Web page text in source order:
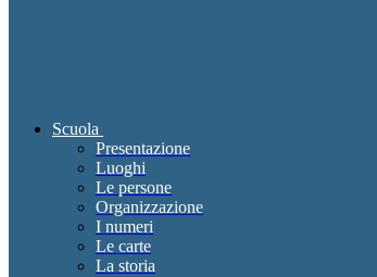
Scuola
Presentazione
Luoghi
Le persone
Organizzazione
I numeri
Le carte
La storia